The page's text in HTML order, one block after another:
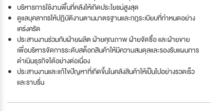
บริหารการใช้งานพื้นที่คลังให้เกิดประโยชน์สูงสุด
ดูแลบุคลากรให้ปฏิบัติงานตามมาตรฐานและกฎระเบียบที่กำหนดอย่าง
เคร่งครัด
ประสานงานร่วมกับฝ่ายผลิต ฝ่ายคุณภาพ ฝ่ายจัดซื้อ และฝ่ายขาย
เพื่อบริหารจัดการระดับสต็อกสินค้าให้มีความสมดุลและรองรับแผนการ
ดำเนินธุรกิจได้อย่างต่อเนื่อง
ประสานงานและแก้ไขปัญหาที่เกิดขึ้นในคลังสินค้าให้เป็นไปอย่างรวดเร็ว
และราบรื่น